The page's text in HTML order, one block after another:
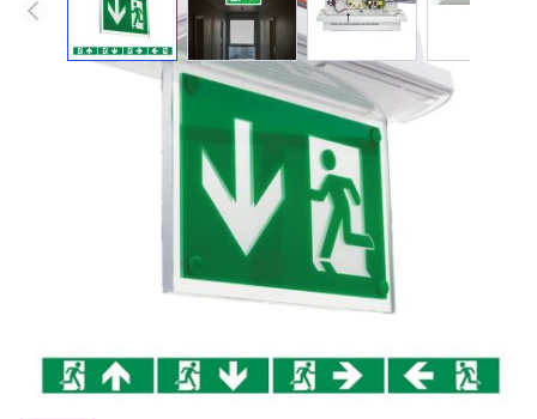
CERES / led vluchtwegverlichting
Compacte vluchtweg- en anti-paniekverlichting voor
3 W 190 lm 105 lm